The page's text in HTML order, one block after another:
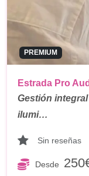
PREMIUM
Estrada Pro
Gestión
ilumi…
Sin reseñas
Desde